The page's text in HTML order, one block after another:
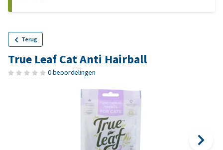
Terug
True Leaf Cat Anti Hairball
0 beoordelingen